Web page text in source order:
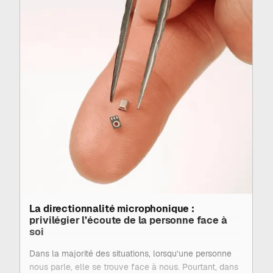
Ces techniques avancées analysent finement
l'environnement sonore et atténuent les bruits
parasites pour faire ressortir clairement la parole qui
vous intéresse. De plus, ces algorithmes peuvent être
personnalisés en fonction du profil auditif et des
préférences de chaque utilisateur, garantissant ainsi
une expérience d’écoute personnalisée.
La directionnalité microphonique :
privilégier l’écoute de la personne face à
soi
Dans la majorité des situations, lorsqu’une personne
nous parle, elle se trouve face à nous. Pourtant, dans